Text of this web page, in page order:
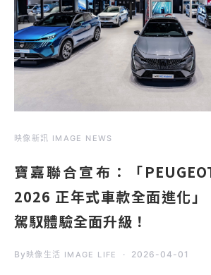
映像新訊 IMAGE NEWS
寶嘉聯合宣布：「
2026 正年式車款全面進化」
駕馭體驗全面升級！
By 映像生活 IMAGE LIFE 2026-04-01